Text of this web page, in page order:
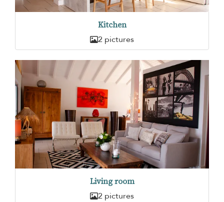
Kitchen
2 pictures
Living room
2 pictures